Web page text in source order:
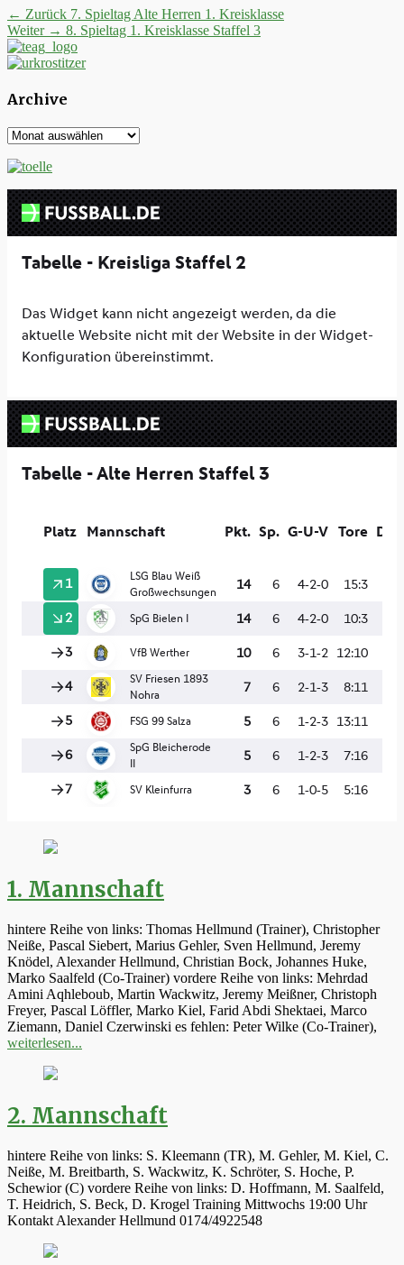
Beitrags-
Navigation
← Zurück Vorheriger
Beitrag:
7. Spieltag Alte Herren 1. Kreisklasse
Weiter → Nächster
Beitrag:
8. Spieltag 1. Kreisklasse Staffel 3
Archive
Archive
1. Mannschaft
hintere Reihe von links: Thomas Hellmund (Trainer), Christopher
Neiße, Pascal Siebert, Marius Gehler, Sven Hellmund, Jeremy
Knödel, Alexander Hellmund, Christian Bock, Johannes Huke,
Marko Saalfeld (Co-Trainer) vordere Reihe von links: Mehrdad
Amini Aqhleboub, Martin Wackwitz, Jeremy Meißner, Christoph
Freyer, Pascal Löffler, Marko Kiel, Farid Abdi Shektaei, Marco
Ziemann, Daniel Czerwinski es fehlen: Peter Wilke (Co-Trainer),
weiterlesen...
2. Mannschaft
hintere Reihe von links: S. Kleemann (TR), M. Gehler, M. Kiel, C.
Neiße, M. Breitbarth, S. Wackwitz, K. Schröter, S. Hoche, P.
Schewior (C) vordere Reihe von links: D. Hoffmann, M. Saalfeld,
T. Heidrich, S. Beck, D. Krogel Training Mittwochs 19:00 Uhr
Kontakt Alexander Hellmund 0174/4922548